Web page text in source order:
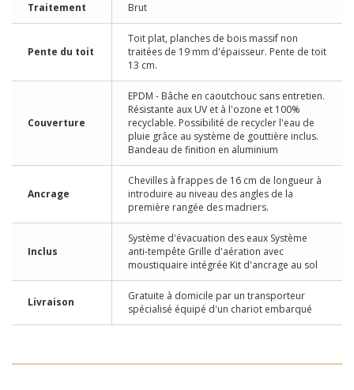
Traitement Brut
Pente du toit
Toit plat, planches de bois massif non
traitées de 19 mm d'épaisseur. Pente de toit
13 cm.
Couverture
EPDM - Bâche en caoutchouc sans entretien.
Résistante aux UV et à l'ozone et 100%
recyclable. Possibilité de recycler l'eau de
pluie grâce au système de gouttière inclus.
Bandeau de finition en aluminium
Ancrage
Chevilles à frappes de 16 cm de longueur à
introduire au niveau des angles de la
première rangée des madriers.
Inclus
Système d'évacuation des eaux Système
anti-tempête Grille d'aération avec
moustiquaire intégrée Kit d'ancrage au sol
Livraison
Gratuite à domicile par un transporteur
spécialisé équipé d'un chariot embarqué